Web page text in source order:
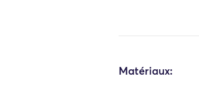
Matériaux: